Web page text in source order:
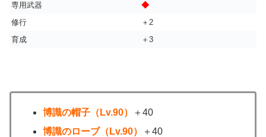
専用武器
◆
修行
＋2
育成
＋3
博識の帽子（Lv.90）
＋40
博識のローブ（Lv.90）
＋40